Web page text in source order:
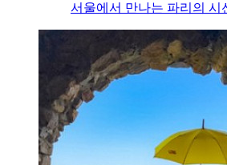
서울에서 만나는 파리의 시